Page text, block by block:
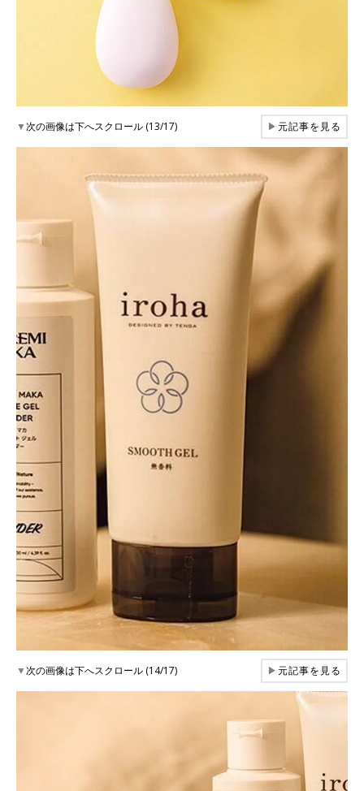
▼次の画像は下へスクロール (13/17) ▶元記事を見る
▼次の画像は下へスクロール (14/17) ▶元記事を見る